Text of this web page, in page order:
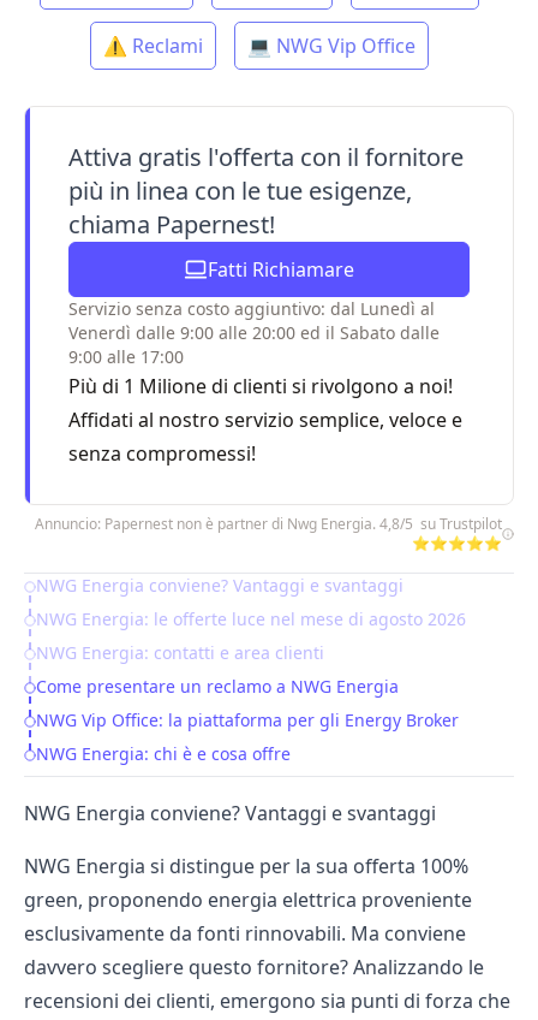
⚠ Reclami 💻 NWG Vip Office
Attiva gratis l'offerta con il fornitore
più in linea con le tue esigenze,
chiama Papernest!
Fatti Richiamare
Servizio senza costo aggiuntivo: dal Lunedì al
Venerdì dalle 9:00 alle 20:00 ed il Sabato dalle
9:00 alle 17:00
Più di 1 Milione di clienti si rivolgono a noi!
Affidati al nostro servizio semplice, veloce e
senza compromessi!
Annuncio: Papernest non è partner di Nwg Energia. 4,8/5 su Trustpilot
⭐⭐⭐⭐⭐
Table of Contents
NWG Energia conviene? Vantaggi e svantaggi
NWG Energia: le offerte luce nel mese di agosto 2026
NWG Energia: contatti e area clienti
Come presentare un reclamo a NWG Energia
NWG Vip Office: la piattaforma per gli Energy Broker
NWG Energia: chi è e cosa offre
NWG Energia conviene? Vantaggi e svantaggi
NWG Energia si distingue per la sua offerta 100%
green, proponendo energia elettrica proveniente
esclusivamente da fonti rinnovabili. Ma conviene
davvero scegliere questo fornitore? Analizzando le
recensioni dei clienti, emergono sia punti di forza che